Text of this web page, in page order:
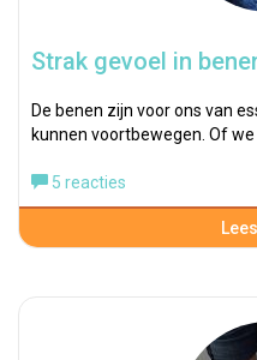
Strak gevoel in
De benen zijn voor ons van
kunnen voortbewegen. Of we
5 reacties